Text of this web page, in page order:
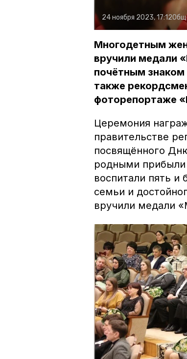
24 ноября 2023, 17:12
Многодетным
вручили медали
почётным знаком
также
фоторепортаже
Церемония
правительстве
посвящённого
родными прибыли
воспитали пять и
семьи и
вручили медали